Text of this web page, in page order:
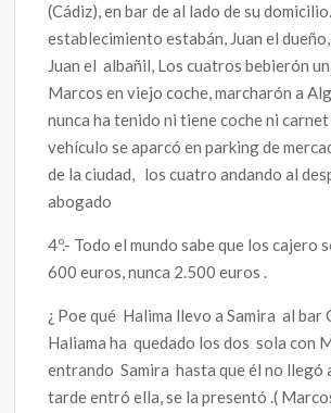
(Cádiz), en bar de al lado de su
establecimiento estabán, Juan el
Juan el albañil, Los cuatros bebierón
Marcos en viejo coche, marcharón a
nunca ha tenido ni tiene coche ni
vehículo se aparcó en parking de
de la ciudad, los cuatro andando al
abogado
4º.- Todo el mundo sabe que los cajero
600 euros, nunca 2.500 euros .
¿ Poe qué Halima llevo a Samira al bar
Haliama ha quedado los dos sola con
entrando Samira hasta que él no llegó
tarde entró ella, se la presentó .(